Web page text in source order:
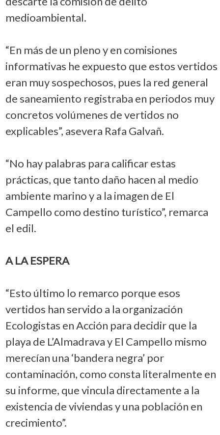
medioambiental.
“En más de un pleno y en comisiones
informativas he expuesto que estos vertidos
eran muy sospechosos, pues la red general
de saneamiento registraba en periodos muy
concretos volúmenes de vertidos no
explicables”, asevera Rafa Galvañ.
“No hay palabras para calificar estas
prácticas, que tanto daño hacen al medio
ambiente marino y a la imagen de El
Campello como destino turístico”, remarca
el edil.
A LA ESPERA
“Esto último lo remarco porque esos
vertidos han servido a la organización
Ecologistas en Acción para decidir que la
playa de L’Almadrava y El Campello mismo
merecían una ‘bandera negra’ por
contaminación, como consta literalmente en
su informe, que vincula directamente a la
existencia de viviendas y una población en
crecimiento”.